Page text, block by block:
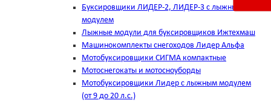
Буксировщики ЛИДЕР-2, ЛИДЕР-3 c лыжным
модулем
Лыжные модули для буксировщиков Ижтехмаш
Машинокомплекты снегоходов Лидер Альфа
Мотобуксировщики СИГМА компактные
Мотоснегокаты и мотосноуборды
Мотобуксировщики Лидер с лыжным модулем
(от 9 до 20 л.с.)